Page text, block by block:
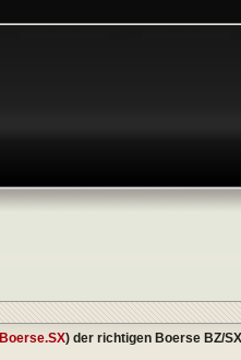
Boerse.SX) der richtigen Boerse BZ/